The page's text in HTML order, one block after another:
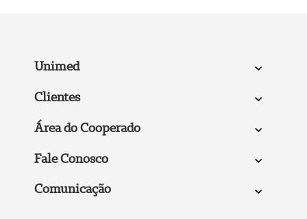
Unimed
Clientes
Área do Cooperado
Fale Conosco
Comunicação